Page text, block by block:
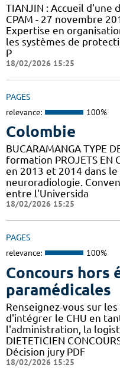
TIANJIN : Accueil d'une
CPAM - 27 novembre
Expertise en
les systèmes de
P
18/02/2026 15:25
PAGES
relevance: 100%
Colombie
BUCARAMANGA TYPE
formation PROJETS EN
en 2013 et 2014 dans
neuroradiologie.
entre l'Universida
18/02/2026 15:25
PAGES
relevance: 100%
Concours hors
paramédicales
Renseignez-vous sur
d'intégrer le CHU en
l'administration, la
DIETETICIEN
Décision jury PDF
18/02/2026 15:25